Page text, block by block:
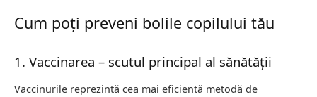
Cum poți preveni bolile copilului tău
1. Vaccinarea – scutul principal al sănătății
Vaccinurile reprezintă cea mai eficientă metodă de